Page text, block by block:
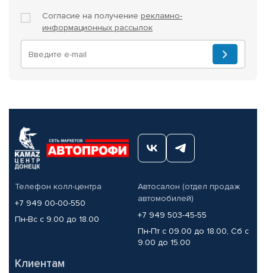
Согласие на получение рекламно-
информационных рассылок
Телефон колл-центра
+7 949 00-00-550
Пн-Вс с 9.00 до 18.00
Автосалон (отдел продаж
автомобилей)
+7 949 503-45-55
Пн-Пт с 09.00 до 18.00, Сб с
9.00 до 15.00
Клиентам